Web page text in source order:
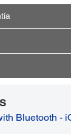
Bluetooth -